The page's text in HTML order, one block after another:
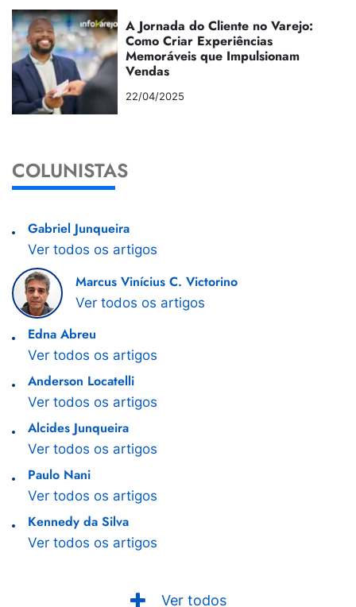
A Jornada do Cliente no Varejo:
Como Criar Experiências
Memoráveis que Impulsionam
Vendas
22/04/2025
COLUNISTAS
Gabriel Junqueira
Ver todos os artigos
Marcus Vinícius C. Victorino
Ver todos os artigos
Edna Abreu
Ver todos os artigos
Anderson Locatelli
Ver todos os artigos
Alcides Junqueira
Ver todos os artigos
Paulo Nani
Ver todos os artigos
Kennedy da Silva
Ver todos os artigos
Ver todos